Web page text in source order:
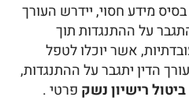
מידע חסוי, יידרש העורך
על ההתנגדות תוך
אשר יוכלו לטפל
הדין יתגבר על ההתנגדות,
רישיון נשק פרטי .